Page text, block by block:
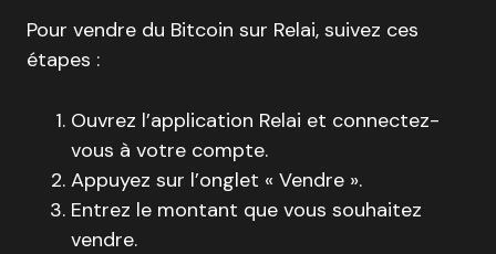
Pour vendre du Bitcoin sur Relai, suivez ces
étapes :
Ouvrez l’application Relai et connectez-
vous à votre compte.
Appuyez sur l’onglet « Vendre ».
Entrez le montant que vous souhaitez
vendre.